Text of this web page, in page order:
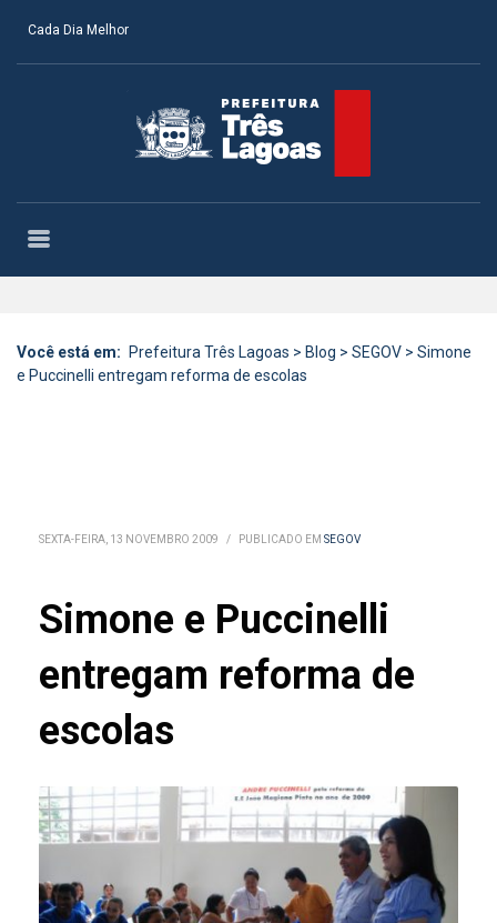
Cada Dia Melhor
Você está em: Prefeitura Três Lagoas > Blog > SEGOV > Simone
e Puccinelli entregam reforma de escolas
SEXTA-FEIRA, 13 NOVEMBRO 2009 / PUBLICADO EM SEGOV
Simone e Puccinelli
entregam reforma de
escolas